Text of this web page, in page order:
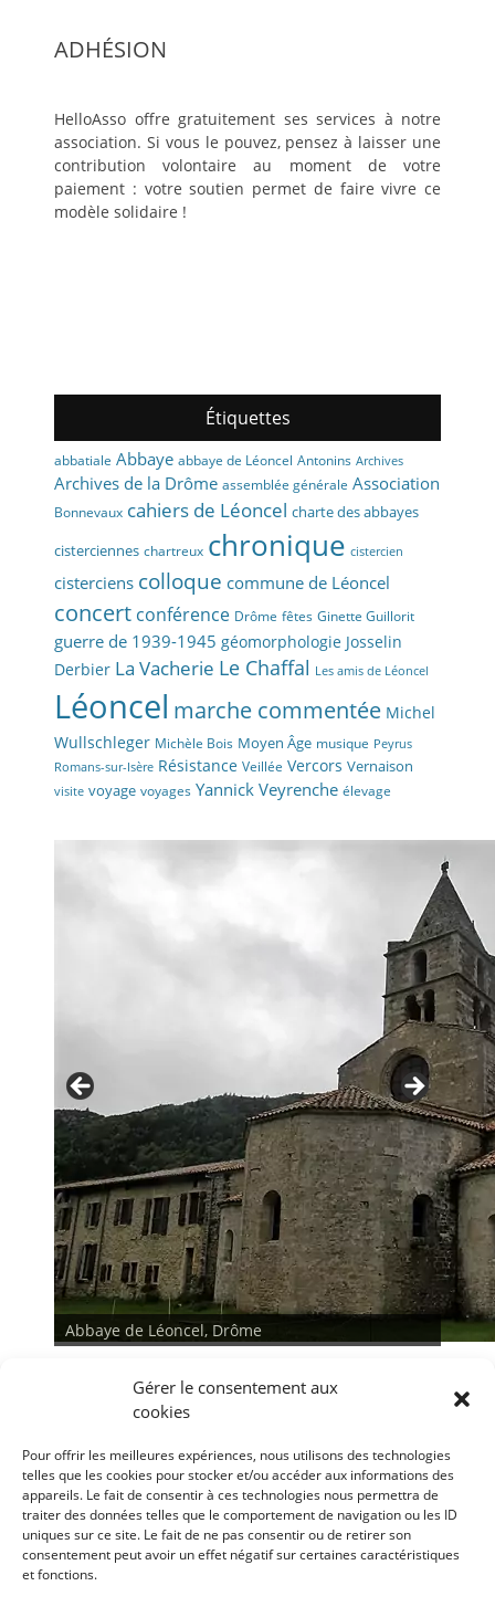
Gérer le consentement aux
cookies
Pour offrir les meilleures expériences, nous utilisons des technologies
telles que les cookies pour stocker et/ou accéder aux informations des
appareils. Le fait de consentir à ces technologies nous permettra de
traiter des données telles que le comportement de navigation ou les ID
uniques sur ce site. Le fait de ne pas consentir ou de retirer son
consentement peut avoir un effet négatif sur certaines caractéristiques
et fonctions.
ADHÉSION
HelloAsso offre gratuitement ses services à notre
association. Si vous le pouvez, pensez à laisser une
contribution volontaire au moment de votre
paiement : votre soutien permet de faire vivre ce
modèle solidaire !
Étiquettes
abbatiale Abbaye abbaye de Léoncel Antonins Archives
Archives de la Drôme assemblée générale Association
Bonnevaux cahiers de Léoncel charte des abbayes
cisterciennes chartreux chronique cistercien
cisterciens colloque commune de Léoncel
concert conférence Drôme fêtes Ginette Guillorit
guerre de 1939-1945 géomorphologie Josselin
Derbier La Vacherie Le Chaffal Les amis de Léoncel
Léoncel marche commentée Michel
Wullschleger Michèle Bois Moyen Âge musique Peyrus
Romans-sur-Isère Résistance Veillée Vercors Vernaison
visite voyage voyages Yannick Veyrenche élevage
Abbaye de Léoncel, Drôme
Abbaye de Léoncel, Drôme
< >
Conditions générales